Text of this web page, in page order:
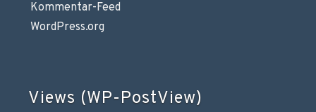
Kommentar-Feed
WordPress.org
Views (WP-PostView)